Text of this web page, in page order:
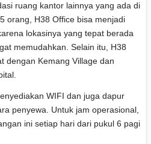
ruang kantor lainnya yang ada di
orang, H38 Office bisa menjadi
lokasinya yang tepat berada
memudahkan. Selain itu, H38
dengan Kemang Village dan
WIFI dan juga dapur
penyewa. Untuk jam operasional,
ini setiap hari dari pukul 6 pagi